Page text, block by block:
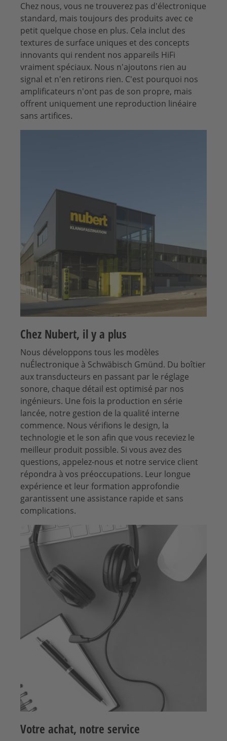
Chez nous, vous ne trouverez pas d'électronique
standard, mais toujours des produits avec ce
petit quelque chose en plus. Cela inclut des
textures de surface uniques et des concepts
innovants qui rendent nos appareils HiFi
vraiment spéciaux. Nous n'ajoutons rien au
signal et n'en retirons rien. C'est pourquoi nos
amplificateurs n'ont pas de son propre, mais
offrent uniquement une reproduction linéaire
sans artifices.
Chez Nubert, il y a plus
Nous développons tous les modèles
nuÉlectronique à Schwäbisch Gmünd. Du boîtier
aux transducteurs en passant par le réglage
sonore, chaque détail est optimisé par nos
ingénieurs. Une fois la production en série
lancée, notre gestion de la qualité interne
commence. Nous vérifions le design, la
technologie et le son afin que vous receviez le
meilleur produit possible. Si vous avez des
questions, appelez-nous et notre service client
répondra à vos préoccupations. Leur longue
expérience et leur formation approfondie
garantissent une assistance rapide et sans
complications.
Votre achat, notre service